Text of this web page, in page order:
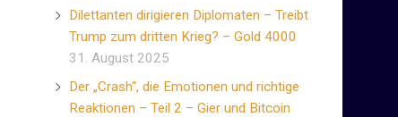
Dilettanten dirigieren Diplomaten – Treibt
Trump zum dritten Krieg? – Gold 4000
31. August 2025
Der „Crash“, die Emotionen und richtige
Reaktionen – Teil 2 – Gier und Bitcoin